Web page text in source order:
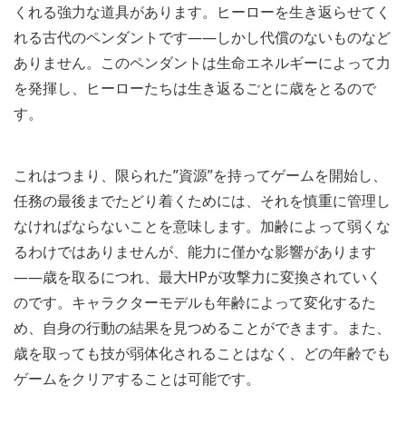
くれる強力な道具があります。ヒーローを生き返らせてく
れる古代のペンダントです――しかし代償のないものなど
ありません。このペンダントは生命エネルギーによって力
を発揮し、ヒーローたちは生き返るごとに歳をとるので
す。
これはつまり、限られた”資源”を持ってゲームを開始し、
任務の最後までたどり着くためには、それを慎重に管理し
なければならないことを意味します。加齢によって弱くな
るわけではありませんが、能力に僅かな影響があります
――歳を取るにつれ、最大HPが攻撃力に変換されていく
のです。キャラクターモデルも年齢によって変化するた
め、自身の行動の結果を見つめることができます。また、
歳を取っても技が弱体化されることはなく、どの年齢でも
ゲームをクリアすることは可能です。